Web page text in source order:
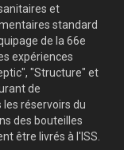
et
standard
de la 66e
expériences
"Structure" et
de
réservoirs du
des bouteilles
être livrés à l'ISS.